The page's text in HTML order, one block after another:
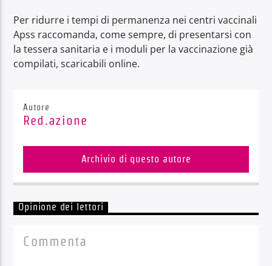
Per ridurre i tempi di permanenza nei centri vaccinali
Apss raccomanda, come sempre, di presentarsi con
la tessera sanitaria e i moduli per la vaccinazione già
compilati, scaricabili online.
Autore
Red.azione
Archivio di questo autore
Opinione dei lettori
Commenta